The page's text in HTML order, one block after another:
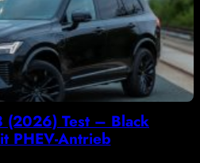
(2026) Test – Black
PHEV-Antrieb